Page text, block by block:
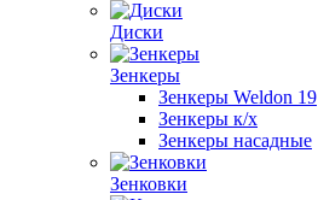
Диски
Зенкеры
Зенкеры Weldon 19
Зенкеры к/х
Зенкеры насадные
Зенковки